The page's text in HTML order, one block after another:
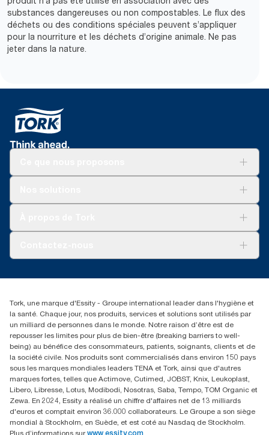
substances dangereuses ou non compostables. Le flux des
déchets ou des conditions spéciales peuvent s’appliquer
pour la nourriture et les déchets d’origine animale. Ne pas
jeter dans la nature.
Réclamation pour distributeurs
02 766 05 30
Essity Belgium NV
Berkenlaan 8B
1831 MACHELEN
Tork, une marque d'Essity - Groupe international leader dans l'hygiène et
la santé. Chaque jour, nos produits, services et solutions sont utilisés par
un milliard de personnes dans le monde. Notre raison d’être est de
repousser les limites pour plus de bien-être (breaking barriers to well-
being) au bénéfice des consommateurs, patients, soignants, clients et de
la société civile. Nos produits sont commercialisés dans environ 150 pays
sous les marques mondiales leaders TENA et Tork, ainsi que d'autres
marques fortes, telles que Actimove, Cutimed, JOBST, Knix, Leukoplast,
Libero, Libresse, Lotus, Modibodi, Nosotras, Saba, Tempo, TOM Organic et
Zewa. En 2024, Essity a réalisé un chiffre d'affaires net de 13 milliards
d'euros et comptait environ 36.000 collaborateurs. Le Groupe a son siège
mondial à Stockholm, en Suède, et est coté au Nasdaq de Stockholm.
Plus d’informations sur www.essity.com